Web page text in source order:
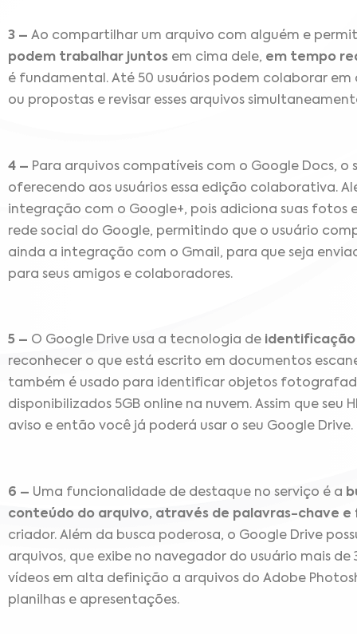
3 – Ao compartilhar um arquivo com alguém e
podem trabalhar juntos em cima dele, em tempo
é fundamental. Até 50 usuários podem colaborar
ou propostas e revisar esses arquivos
4 – Para arquivos compatíveis com o Google Docs, o
oferecendo aos usuários essa edição colaborativa.
integração com o Google+, pois adiciona suas fotos
rede social do Google, permitindo que o usuário
ainda a integração com o Gmail, para que seja
para seus amigos e colaboradores.
5 – O Google Drive usa a tecnologia de identificação
reconhecer o que está escrito em documentos
também é usado para identificar objetos
disponibilizados 5GB online na nuvem. Assim que
aviso e então você já poderá usar o seu Google Drive.
6 – Uma funcionalidade de destaque no serviço é a
conteúdo do arquivo, através de palavras-chave e
criador. Além da busca poderosa, o Google Drive
arquivos, que exibe no navegador do usuário mais
vídeos em alta definição a arquivos do Adobe
planilhas e apresentações.